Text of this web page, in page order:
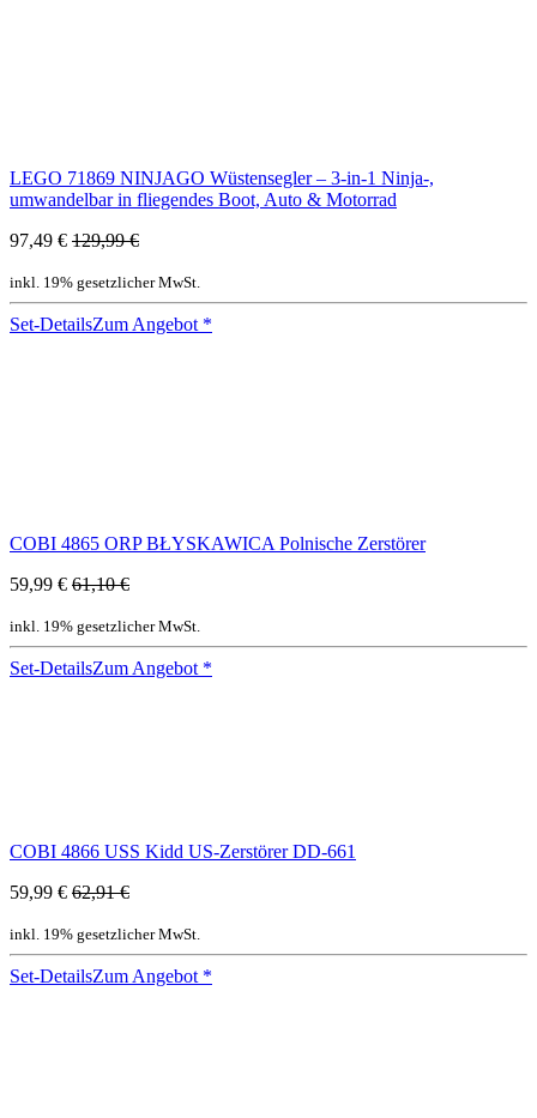
LEGO 71869 NINJAGO Wüstensegler – 3-in-1 Ninja-,
umwandelbar in fliegendes Boot, Auto & Motorrad
97,49 € 129,99 €
inkl. 19% gesetzlicher MwSt.
Set-DetailsZum Angebot *
COBI 4865 ORP BŁYSKAWICA Polnische Zerstörer
59,99 € 61,10 €
inkl. 19% gesetzlicher MwSt.
Set-DetailsZum Angebot *
COBI 4866 USS Kidd US-Zerstörer DD-661
59,99 € 62,91 €
inkl. 19% gesetzlicher MwSt.
Set-DetailsZum Angebot *